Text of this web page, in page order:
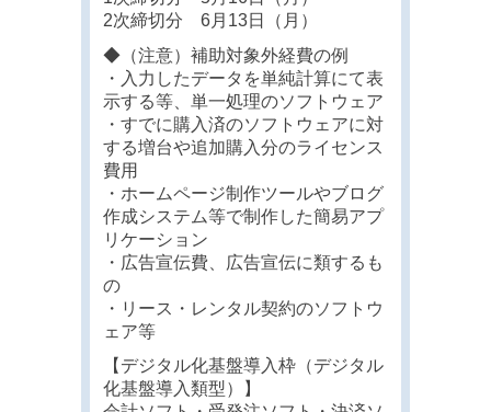
2次締切分 6月13日（月）
◆（注意）補助対象外経費の例
・入力したデータを単純計算にて表
示する等、単一処理のソフトウェア
・すでに購入済のソフトウェアに対
する増台や追加購入分のライセンス
費用
・ホームページ制作ツールやブログ
作成システム等で制作した簡易アプ
リケーション
・広告宣伝費、広告宣伝に類するも
の
・リース・レンタル契約のソフトウ
ェア等
【デジタル化基盤導入枠（デジタル
化基盤導入類型）】